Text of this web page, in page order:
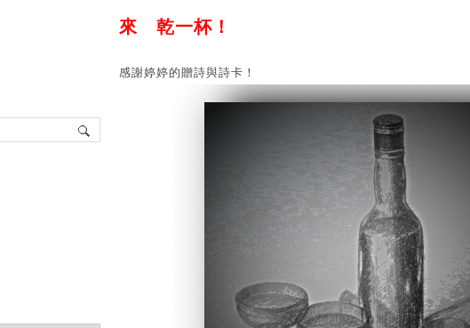
來 乾一杯！
感謝婷婷的贈詩與詩卡！